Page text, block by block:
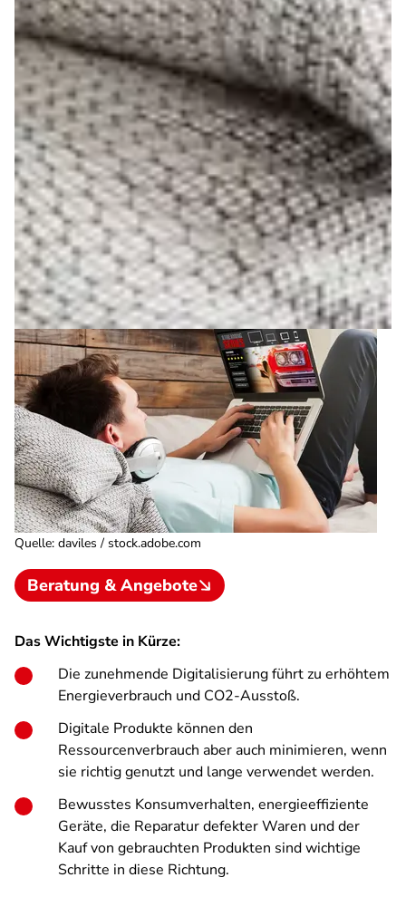
Quelle: daviles / stock.adobe.com
Beratung & Angebote
Das Wichtigste in Kürze:
Die zunehmende Digitalisierung führt zu erhöhtem
Energieverbrauch und CO2-Ausstoß.
Digitale Produkte können den
Ressourcenverbrauch aber auch minimieren, wenn
sie richtig genutzt und lange verwendet werden.
Bewusstes Konsumverhalten, energieeffiziente
Geräte, die Reparatur defekter Waren und der
Kauf von gebrauchten Produkten sind wichtige
Schritte in diese Richtung.